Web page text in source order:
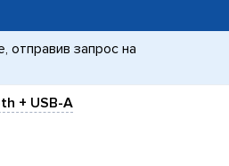
отправив запрос на
+ USB-A